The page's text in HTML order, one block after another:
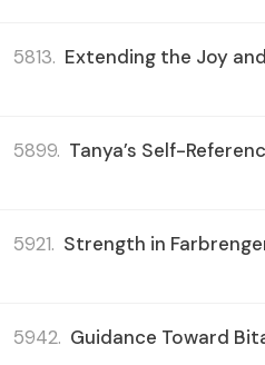
5813. Extending the Joy
5899. Tanya’s Self-
5921. Strength in
5942. Guidance Toward